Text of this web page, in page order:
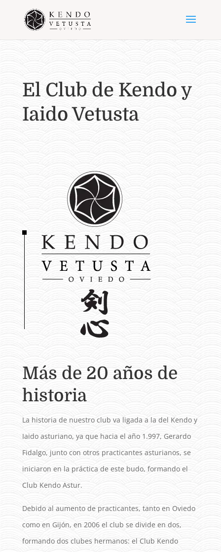
El Club de Kendo y
Iaido Vetusta
Más de 20 años de
historia
La historia de nuestro club va ligada a la del Kendo y
Iaido asturiano, ya que hacia el año 1.997, Gerardo
Fidalgo, junto con otros practicantes asturianos, se
iniciaron en la práctica de este budo, formando el
Club Kendo Astur.
Debido al aumento de practicantes, tanto en Oviedo
como en Gijón, en 2006 el club se divide en dos,
formando dos clubes hermanos: el Club Kendo